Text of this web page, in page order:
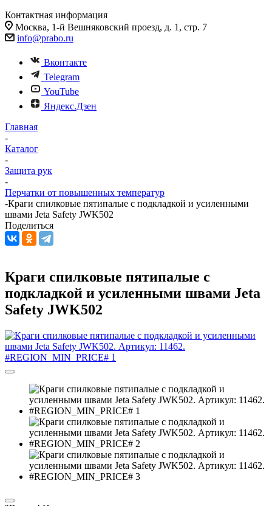
Контактная информация
Москва, 1-й Вешняковский проезд, д. 1, стр. 7
info@prabo.ru
Вконтакте
Telegram
YouTube
Яндекс.Дзен
Главная
-
Каталог
-
Защита рук
-
Перчатки от повышенных температур
-Краги спилковые пятипалые с подкладкой и усиленными
швами Jeta Safety JWK502
Поделиться
Краги спилковые пятипалые с
подкладкой и усиленными швами Jeta
Safety JWK502